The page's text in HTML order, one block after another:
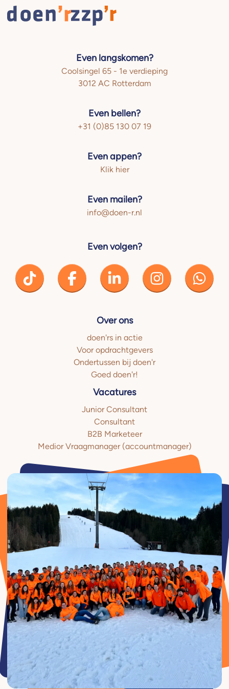
Even langskomen?
Coolsingel 65 - 1e verdieping
3012 AC Rotterdam
Even bellen?
+31 (0)85 130 07 19
Even appen?
Klik hier
Even mailen?
info@doen-r.nl
Even volgen?
Over ons
doen'rs in actie
Voor opdrachtgevers
Ondertussen bij doen'r
Goed doen'r!
Vacatures
Junior Consultant
Consultant
B2B Marketeer
Medior Vraagmanager (accountmanager)